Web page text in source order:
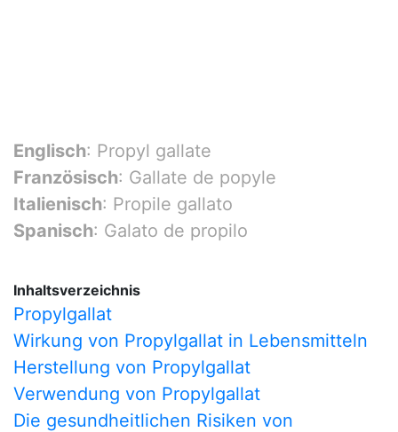
Englisch: Propyl gallate
Französisch: Gallate de popyle
Italienisch: Propile gallato
Spanisch: Galato de propilo
Inhaltsverzeichnis
Propylgallat
Wirkung von Propylgallat in Lebensmitteln
Herstellung von Propylgallat
Verwendung von Propylgallat
Die gesundheitlichen Risiken von